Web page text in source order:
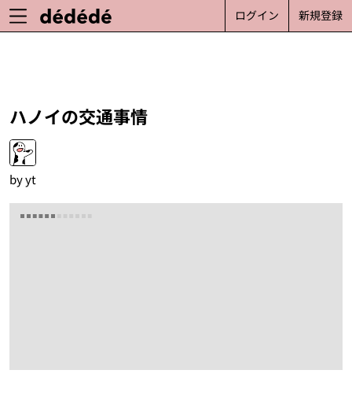
新規登録
ログイン
ハノイの交通事情
byyt